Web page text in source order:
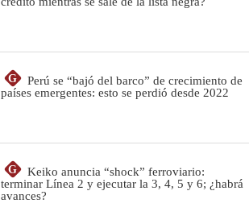
G
Perú se “bajó del barco” de crecimiento de
países emergentes: esto se perdió desde 2022
G
Keiko anuncia “shock” ferroviario:
terminar Línea 2 y ejecutar la 3, 4, 5 y 6; ¿habrá
avances?